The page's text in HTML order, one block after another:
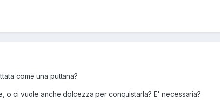
come una puttana?
o ci vuole anche dolcezza per conquistarla? E' necessaria?